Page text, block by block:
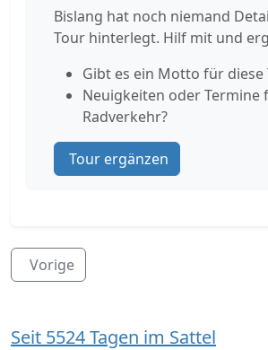
Bislang hat noch niemand
Tour hinterlegt. Hilf mit und
Gibt es ein Motto für diese
Neuigkeiten oder Termine
Radverkehr?
Tour ergänzen
Vorige
Seit 5524 Tagen im Sattel